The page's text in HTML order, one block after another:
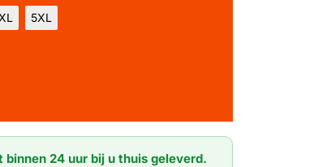
5XL
24 uur bij u thuis geleverd.